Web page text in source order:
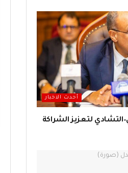
أحدث الاخبار
لتعزيز الشراكة